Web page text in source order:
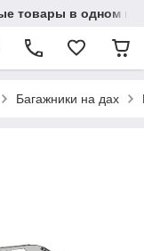
товары в одном
Багажники на дах